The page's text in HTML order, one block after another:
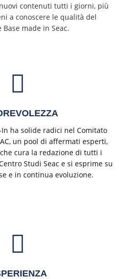
contenuti tutti i giorni, più
a conoscere le qualità del
Base made in Seac.
ha solide radici nel Comitato
un pool di affermati esperti,
cura la redazione di tutti i
Studi Seac e si esprime su
e in continua evoluzione.